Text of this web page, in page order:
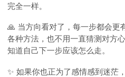
完全一样。
🙏 当方向看对了，每一步都会更
各种方法，也不用一直猜测对方
知道自己下一步应该怎么走。
✨ 如果你也正为了感情感到迷茫